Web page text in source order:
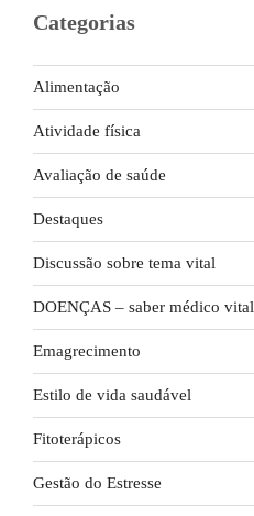
Categorias
Alimentação
Atividade física
Avaliação de saúde
Destaques
Discussão sobre tema vital
DOENÇAS – saber médico vital
Emagrecimento
Estilo de vida saudável
Fitoterápicos
Gestão do Estresse